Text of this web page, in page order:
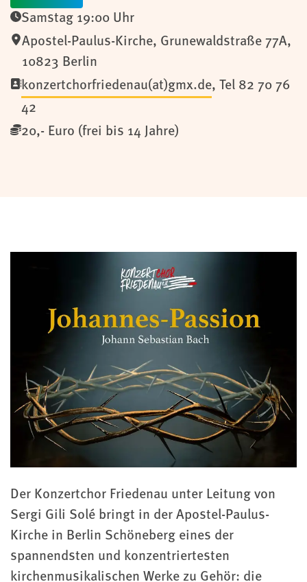
Samstag 19:00 Uhr
Apostel-Paulus-Kirche, Grunewaldstraße 77A,
10823 Berlin
konzertchorfriedenau(at)gmx.de, Tel 82 70 76
42
20,- Euro (frei bis 14 Jahre)
Der Konzertchor Friedenau unter Leitung von
Sergi Gili Solé bringt in der Apostel-Paulus-
Kirche in Berlin Schöneberg eines der
spannendsten und konzentriertesten
kirchenmusikalischen Werke zu Gehör: die